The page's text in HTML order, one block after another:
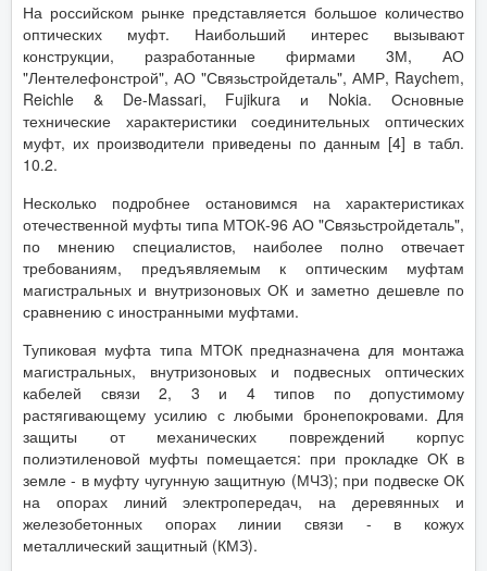
На российском рынке представляется большое количество
оптических муфт. Наибольший интерес вызывают
конструкции, разработанные фирмами 3М, АО
"Лентелефонстрой", АО "Связьстройдеталь", АМР, Raychem,
Reichle & De-Massari, Fujikura и Nokia. Основные
технические характеристики соединительных оптических
муфт, их производители приведены по данным [4] в табл.
10.2.
Несколько подробнее остановимся на характеристиках
отечественной муфты типа МТОК-96 АО "Связьстройдеталь",
по мнению специалистов, наиболее полно отвечает
требованиям, предъявляемым к оптическим муфтам
магистральных и внутризоновых ОК и заметно дешевле по
сравнению с иностранными муфтами.
Тупиковая муфта типа МТОК предназначена для монтажа
магистральных, внутризоновых и подвесных оптических
кабелей связи 2, 3 и 4 типов по допустимому
растягивающему усилию с любыми бронепокровами. Для
защиты от механических повреждений корпус
полиэтиленовой муфты помещается: при прокладке ОК в
земле - в муфту чугунную защитную (МЧЗ); при подвеске ОК
на опорах линий электропередач, на деревянных и
железобетонных опорах линии связи - в кожух
металлический защитный (КМЗ).